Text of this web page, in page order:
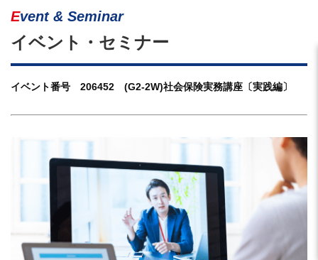
Event & Seminar
イベント・セミナー
イベント番号 206452 (G2-2W)社会保険実務講座〔実践編〕